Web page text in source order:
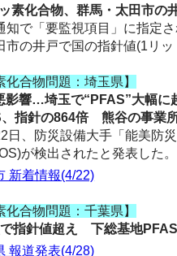
素化合物、群馬・太田市の
で「要監視項目」に指定
市の井戸で国の指針値(1リ
化合物問題：埼玉県】
響…埼玉で“PFAS”大幅に
指針の864倍 熊谷の事業
、防災設備大手「能美防
が検出されたと発表した。
新着情報(4/22)
化合物問題：千葉県】
指針値超え 下総基地
報道発表(4/28)